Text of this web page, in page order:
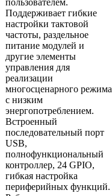
Поддерживает гибкие
настройки тактовой
частоты, раздельное
питание модулей и
другие элементы
управления для
реализации
многосценарного режима
с низким
энергопотреблением.
Встроенный
последовательный порт
USB,
полнофункциональный
контроллер, 24 GPIO,
гибкая настройка
периферийных функций.